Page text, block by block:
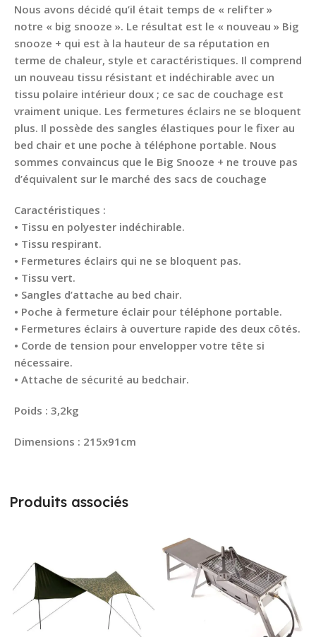
Nous avons décidé qu’il était temps de « relifter »
notre « big snooze ». Le résultat est le « nouveau » Big
snooze + qui est à la hauteur de sa réputation en
terme de chaleur, style et caractéristiques. Il comprend
un nouveau tissu résistant et indéchirable avec un
tissu polaire intérieur doux ; ce sac de couchage est
vraiment unique. Les fermetures éclairs ne se bloquent
plus. Il possède des sangles élastiques pour le fixer au
bed chair et une poche à téléphone portable. Nous
sommes convaincus que le Big Snooze + ne trouve pas
d’équivalent sur le marché des sacs de couchage
Caractéristiques :
• Tissu en polyester indéchirable.
• Tissu respirant.
• Fermetures éclairs qui ne se bloquent pas.
• Tissu vert.
• Sangles d’attache au bed chair.
• Poche à fermeture éclair pour téléphone portable.
• Fermetures éclairs à ouverture rapide des deux côtés.
• Corde de tension pour envelopper votre tête si
nécessaire.
• Attache de sécurité au bedchair.
Poids : 3,2kg
Dimensions : 215x91cm
Produits associés